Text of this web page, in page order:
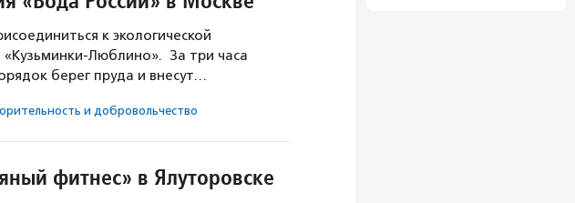
к экологической
«Кузьминки-Люблино». За три часа
берег пруда и внесут…
и доброволь­чест­во
фитнес» в Ялуторовске